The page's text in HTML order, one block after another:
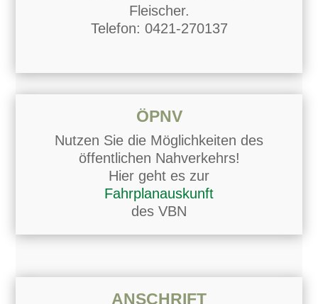
Fleischer.
Telefon: 0421-270137
ÖPNV
Nutzen Sie die Möglichkeiten des
öffentlichen Nahverkehrs!
Hier geht es zur
Fahrplanauskunft
des VBN
ANSCHRIFT